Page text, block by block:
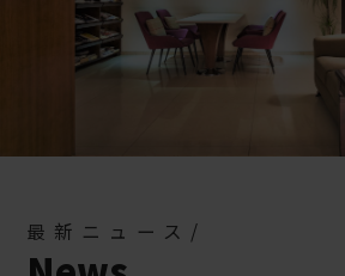
最新ニュース/